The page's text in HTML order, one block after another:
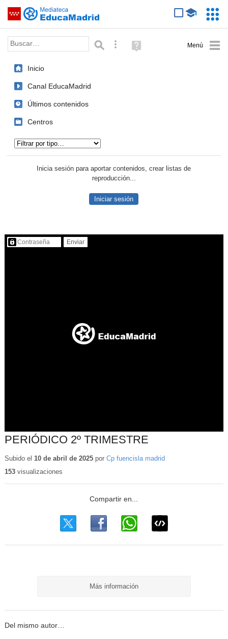
Saltar navegación
Palabra o frase: Búsqueda avanzada
Ayuda
(en
Inicio
Canal EducaMadrid
Últimos contenidos
Centros
Inicia sesión para aportar contenidos, crear listas de
reproducción...
Iniciar sesión
Contenido protegido…
PERIÓDICO 2º TRIMESTRE
Subido el 10 de abril de 2025por Cp fuencisla madrid
153visualizaciones
Más información
Del mismo autor…